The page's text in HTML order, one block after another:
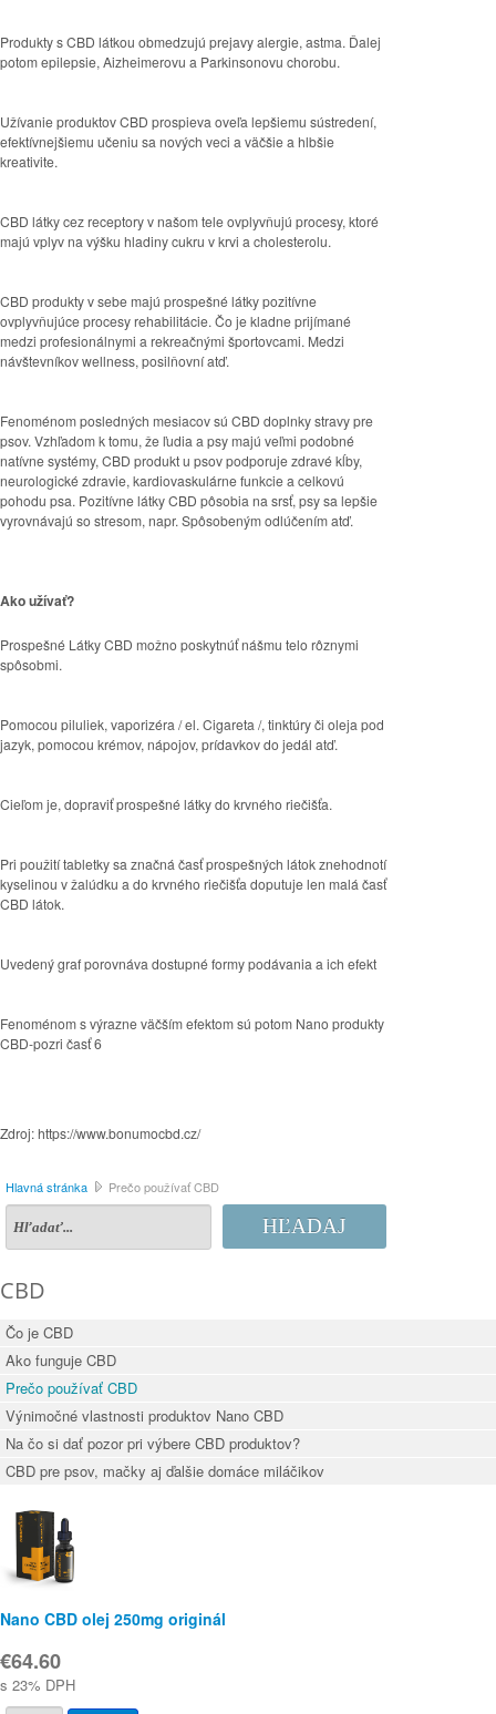
Produkty s CBD látkou obmedzujú prejavy alergie, astma. Ďalej
potom epilepsie, Aizheimerovu a Parkinsonovu chorobu.
Užívanie produktov CBD prospieva oveľa lepšiemu sústredení,
efektívnejšiemu učeniu sa nových veci a väčšie a hlbšie
kreativite.
CBD látky cez receptory v našom tele ovplyvňujú procesy, ktoré
majú vplyv na výšku hladiny cukru v krvi a cholesterolu.
CBD produkty v sebe majú prospešné látky pozitívne
ovplyvňujúce procesy rehabilitácie. Čo je kladne prijímané
medzi profesionálnymi a rekreačnými športovcami. Medzi
návštevníkov wellness, posilňovní atď.
Fenoménom posledných mesiacov sú CBD doplnky stravy pre
psov. Vzhľadom k tomu, že ľudia a psy majú veľmi podobné
natívne systémy, CBD produkt u psov podporuje zdravé kĺby,
neurologické zdravie, kardiovaskulárne funkcie a celkovú
pohodu psa. Pozitívne látky CBD pôsobia na srsť, psy sa lepšie
vyrovnávajú so stresom, napr. Spôsobeným odlúčením atď.
Ako užívať?
Prospešné Látky CBD možno poskytnúť nášmu telo rôznymi
spôsobmi.
Pomocou piluliek, vaporizéra / el. Cigareta /, tinktúry či oleja pod
jazyk, pomocou krémov, nápojov, prídavkov do jedál atď.
Cieľom je, dopraviť prospešné látky do krvného riečišťa.
Pri použití tabletky sa značná časť prospešných látok znehodnotí
kyselinou v žalúdku a do krvného riečišťa doputuje len malá časť
CBD látok.
Uvedený graf porovnáva dostupné formy podávania a ich efekt
Fenoménom s výrazne väčším efektom sú potom Nano produkty
CBD-pozri časť 6
Zdroj: https://www.bonumocbd.cz/
Hlavná stránka Prečo používať CBD
HĽADAJ
CBD
Čo je CBD
Ako funguje CBD
Prečo používať CBD
Výnimočné vlastnosti produktov Nano CBD
Na čo si dať pozor pri výbere CBD produktov?
CBD pre psov, mačky aj ďalšie domáce miláčikov
Nano CBD olej 250mg originál
€64.60
s 23% DPH